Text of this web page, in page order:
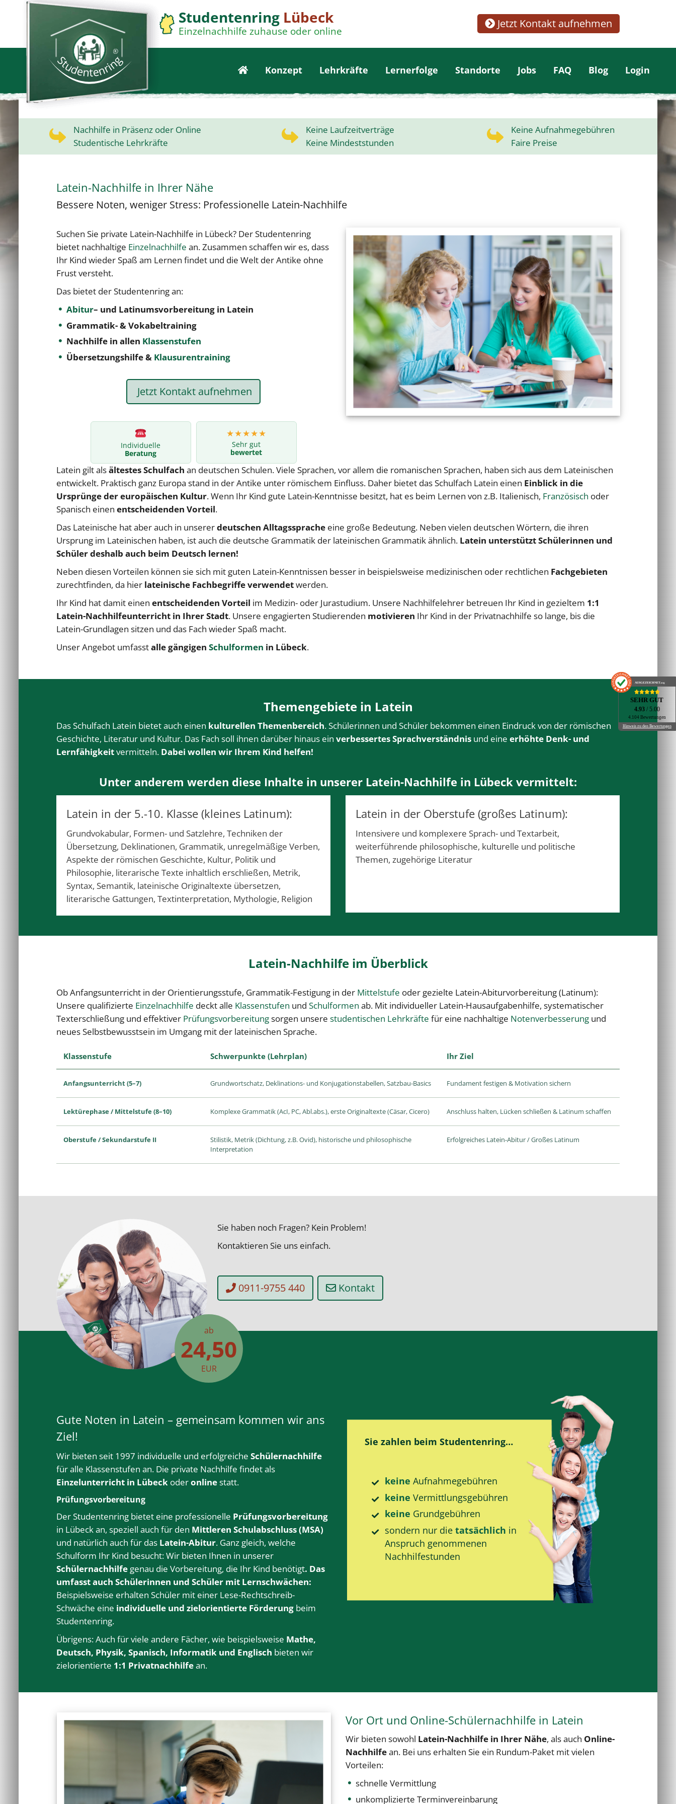
Studentenring Lübeck
Einzelnachhilfe zuhause oder online
Jetzt Kontakt aufnehmen
Konzept Lehrkräfte Lernerfolge Standorte Jobs FAQ Blog Login
Nachhilfe in Präsenz oder Online
Studentische Lehrkräfte
Keine Laufzeitverträge
Keine Mindeststunden
Keine Aufnahmegebühren
Faire Preise
Latein-Nachhilfe in Ihrer Nähe
Bessere Noten, weniger Stress: Professionelle Latein-Nachhilfe
Suchen Sie private Latein-Nachhilfe in Lübeck? Der Studentenring
bietet nachhaltige Einzelnachhilfe an. Zusammen schaffen wir es, dass
Ihr Kind wieder Spaß am Lernen findet und die Welt der Antike ohne
Frust versteht.
Das bietet der Studentenring an:
Abitur– und Latinumsvorbereitung in Latein
Grammatik- & Vokabeltraining
Nachhilfe in allen Klassenstufen
Übersetzungshilfe & Klausurentraining
Jetzt Kontakt aufnehmen
Individuelle
Beratung
★★★★★
Sehr gut
bewertet
Latein gilt alsältestes Schulfach an deutschen Schulen. Viele Sprachen, vor allem die romanischen Sprachen, haben sich aus dem Lateinischen
entwickelt. Praktisch ganz Europa stand in der Antike unter römischem Einfluss. Daher bietet das Schulfach Latein einen Einblick in die
Ursprünge der europäischen Kultur.Wenn Ihr Kind gute Latein-Kenntnisse besitzt, hat es beim Lernen von z.B. Italienisch, Französisch oder
Spanisch einen entscheidenden Vorteil.
Das Lateinische hat aber auch in unsererdeutschen Alltagssprache eine große Bedeutung. Neben vielen deutschen Wörtern, die ihren
Ursprung im Lateinischen haben, ist auch die deutsche Grammatik der lateinischen Grammatik ähnlich. Latein unterstützt Schülerinnen und
Schüler deshalb auch beim Deutsch lernen!
Neben diesen Vorteilen können sie sich mit guten Latein-Kenntnissen besser in beispielsweise medizinischen oder rechtlichen Fachgebieten
zurechtfinden, da hier lateinische Fachbegriffe verwendetwerden.
Ihr Kind hat damit einen entscheidenden Vorteil im Medizin- oder Jurastudium. Unsere Nachhilfelehrer betreuen Ihr Kind in gezieltem 1:1
Latein-Nachhilfeunterricht in Ihrer Stadt. Unsere engagierten Studierenden motivieren Ihr Kind in der Privatnachhilfe so lange, bis die
Latein-Grundlagen sitzen und das Fach wieder Spaß macht.
Unser Angebot umfasstalle gängigen Schulformen in Lübeck.
Themengebiete in Latein
Das Schulfach Latein bietet auch einen kulturellen Themenbereich. Schülerinnen und Schüler bekommen einen Eindruck von der römischen
Geschichte, Literatur und Kultur. Das Fach soll ihnen darüber hinaus ein verbessertes Sprachverständnis und eine erhöhte Denk- und
Lernfähigkeitvermitteln. Dabei wollen wir Ihrem Kind helfen!
Unter anderem werden diese Inhalte in unserer Latein-Nachhilfe in Lübeck vermittelt:
Latein in der 5.-10. Klasse (kleines Latinum):
Grundvokabular, Formen- und Satzlehre, Techniken der
Übersetzung, Deklinationen, Grammatik, unregelmäßige Verben,
Aspekte der römischen Geschichte, Kultur, Politik und
Philosophie, literarische Texte inhaltlich erschließen, Metrik,
Syntax, Semantik, lateinische Originaltexte übersetzen,
literarische Gattungen, Textinterpretation, Mythologie, Religion
Latein in der Oberstufe (großes Latinum):
Intensivere und komplexere Sprach- und Textarbeit,
weiterführende philosophische, kulturelle und politische
Themen, zugehörige Literatur
Latein-Nachhilfe im Überblick
Ob Anfangsunterricht in der Orientierungsstufe, Grammatik-Festigung in der Mittelstufe oder gezielte Latein-Abiturvorbereitung (Latinum):
Unsere qualifizierte Einzelnachhilfe deckt alle Klassenstufen und Schulformen ab. Mit individueller Latein-Hausaufgabenhilfe, systematischer
Texterschließung und effektiver Prüfungsvorbereitungsorgen unsere studentischen Lehrkräfte für eine nachhaltige Notenverbesserung und
neues Selbstbewusstsein im Umgang mit der lateinischen Sprache.
Klassenstufe Schwerpunkte (Lehrplan) Ihr Ziel
Anfangsunterricht (5–7) Grundwortschatz, Deklinations- und Konjugationstabellen, Satzbau-Basics Fundament festigen & Motivation sichern
Lektürephase / Mittelstufe (8–10) Komplexe Grammatik (AcI, PC, Abl.abs.), erste Originaltexte (Cäsar, Cicero) Anschluss halten, Lücken schließen & Latinum schaffen
Oberstufe / Sekundarstufe II
Stilistik, Metrik (Dichtung, z.B. Ovid), historische und philosophische
Interpretation
Erfolgreiches Latein-Abitur / Großes Latinum
Sie haben noch Fragen? Kein Problem!
Kontaktieren Sie uns einfach.
0911-9755 440 Kontakt
ab
24,50
EUR
Gute Noten in Latein – gemeinsam kommen wir ans
Ziel!
Wir bieten seit 1997 individuelle und erfolgreiche Schülernachhilfe
für alle Klassenstufen an. Die private Nachhilfe findet als
Einzelunterricht in Lübeck oderonlinestatt.
Prüfungsvorbereitung
Der Studentenring bietet eine professionelle Prüfungsvorbereitung
in Lübeckan, speziell auch für den Mittleren Schulabschluss (MSA)
und natürlich auch für das Latein-Abitur. Ganz gleich, welche
Schulform Ihr Kind besucht: Wir bieten Ihnen in unserer
Schülernachhilfe genau die Vorbereitung, die Ihr Kind benötigt. Das
umfasst auch Schülerinnen und Schüler mit Lernschwächen:
Beispielsweise erhalten Schüler mit einer Lese-Rechtschreib-
Schwäche eine individuelle und zielorientierte Förderung beim
Studentenring.
Übrigens: Auch für viele andere Fächer, wie beispielsweise Mathe,
Deutsch, Physik, Spanisch, Informatik und Englisch bieten wir
zielorientierte 1:1 Privatnachhilfean.
Sie zahlen beim Studentenring…
keine Aufnahme­gebühren
keine Vermittlungs­gebühren
keine Grund­gebühren
sondern nur die tatsächlich in
Anspruch genommenen
Nachhilfe­stunden
Vor Ort und Online-Schülernachhilfe in Latein
Wir bieten sowohl Latein-Nachhilfe in Ihrer Nähe, als auch Online-
Nachhilfean. Bei uns erhalten Sie ein Rundum-Paket mit vielen
Vorteilen:
schnelle Vermittlung
unkomplizierte Terminvereinbarung
AUSGEZEICHNET.org
SEHR GUT
4.93 / 5.00
4.104 Bewertungen
Hinweis zu den Bewertungen